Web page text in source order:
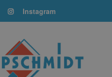
Instagram